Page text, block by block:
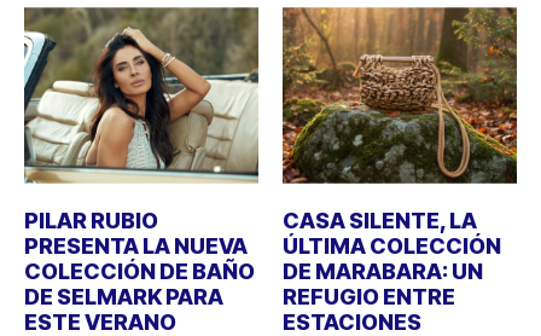
PILAR RUBIO
PRESENTA LA NUEVA
COLECCIÓN DE BAÑO
DE SELMARK PARA
ESTE VERANO
CASA SILENTE, LA
ÚLTIMA COLECCIÓN
DE MARABARA: UN
REFUGIO ENTRE
ESTACIONES